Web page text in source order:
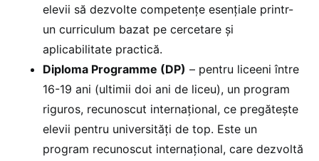
elevii să dezvolte competențe esențiale printr-
un curriculum bazat pe cercetare și
aplicabilitate practică.
Diploma Programme (DP) – pentru liceeni între
16-19 ani (ultimii doi ani de liceu), un program
riguros, recunoscut internațional, ce pregătește
elevii pentru universități de top. Este un
program recunoscut internațional, care dezvoltă